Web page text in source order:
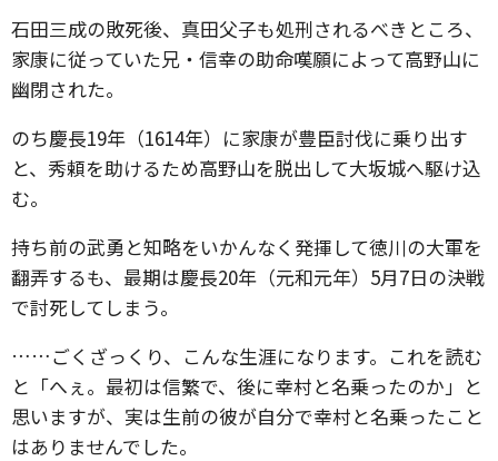
石田三成の敗死後、真田父子も処刑されるべきところ、
家康に従っていた兄・信幸の助命嘆願によって高野山に
幽閉された。
のち慶長19年（1614年）に家康が豊臣討伐に乗り出す
と、秀頼を助けるため高野山を脱出して大坂城へ駆け込
む。
持ち前の武勇と知略をいかんなく発揮して徳川の大軍を
翻弄するも、最期は慶長20年（元和元年）5月7日の決戦
で討死してしまう。
……ごくざっくり、こんな生涯になります。これを読む
と「へぇ。最初は信繁で、後に幸村と名乗ったのか」と
思いますが、実は生前の彼が自分で幸村と名乗ったこと
はありませんでした。